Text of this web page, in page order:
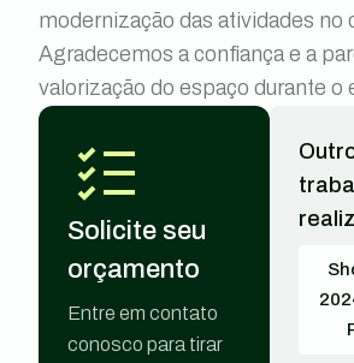
modernização das atividades no
Agradecemos a confiança e a
valorização do espaço durante o
Solicite seu
orçamento
Entre em contato
conosco para tirar